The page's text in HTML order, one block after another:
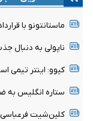
ماستانتونو با
ناپولی به دنبال
کیوو: اینتر
ستاره انگلیس
کلین‌شیت